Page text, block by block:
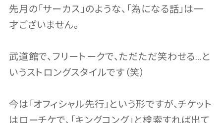
先月の「サーカス」のような、「為になる話」は一
才ございません。
武道館で、フリートークで、ただただ笑わせる…と
いうストロングスタイルです（笑）
今は「オフィシャル先行」という形ですが、チケット
はローチケで、「キングコング」と検索すれば出て